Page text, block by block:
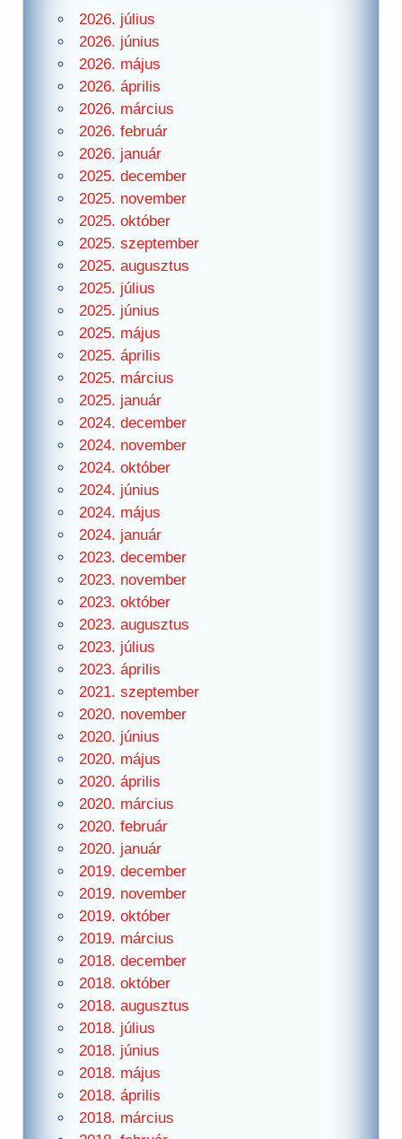
2026. július
2026. június
2026. május
2026. április
2026. március
2026. február
2026. január
2025. december
2025. november
2025. október
2025. szeptember
2025. augusztus
2025. július
2025. június
2025. május
2025. április
2025. március
2025. január
2024. december
2024. november
2024. október
2024. június
2024. május
2024. január
2023. december
2023. november
2023. október
2023. augusztus
2023. július
2023. április
2021. szeptember
2020. november
2020. június
2020. május
2020. április
2020. március
2020. február
2020. január
2019. december
2019. november
2019. október
2019. március
2018. december
2018. október
2018. augusztus
2018. július
2018. június
2018. május
2018. április
2018. március